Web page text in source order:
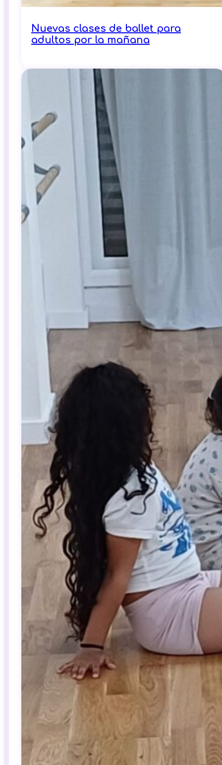
Nuevas clases de ballet para
adultos por la mañana